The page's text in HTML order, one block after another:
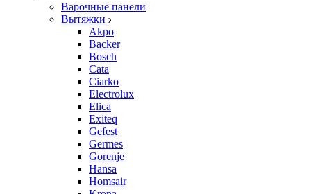
Варочные панели
Вытяжки
Akpo
Backer
Bosch
Cata
Ciarko
Electrolux
Elica
Exiteq
Gefest
Germes
Gorenje
Hansa
Homsair